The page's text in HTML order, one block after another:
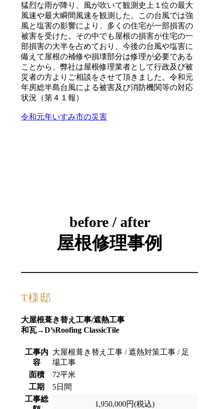
猛烈な雨が降り、風が吹いて観測史上１位の最大
風速や最大瞬間風速を観測した。この台風では強
風と塩害の影響により、多くの住宅が一部損害の
被害を受けた。その中でも屋根の損害が住宅の一
部損害の大半を占めており、今後の台風や塩害に
備えて屋根の補修や損壊部分は修理が必要である
ことから、弊社は屋根修理業者として行政及び被
災者の方よりご相談をさせて頂きました。令和元
年房総半島台風による被害及び消防機関等の対応
状況（第４１報）
令和元年いすみ市の災害
before / after
屋根修理事例
T様邸
大屋根葺き替え工事/遮熱工事
和瓦→D’sRoofing ClassicTile
工事内
容
大屋根葺き替え工事 / 遮熱対策工事 / 足
場工事
面積
72平米
工期
5日間
工事総
1,950,000円(税込)